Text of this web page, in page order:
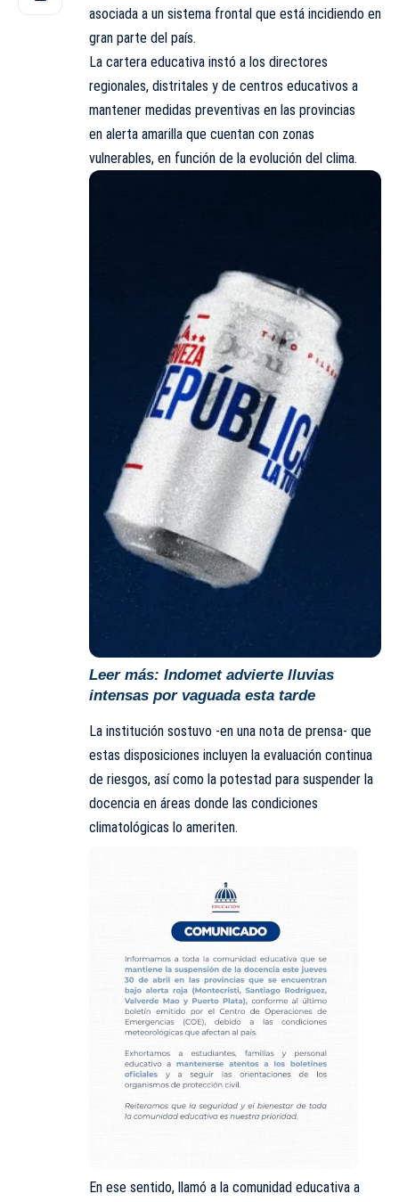
asociada a un sistema frontal que está incidiendo en
gran parte del país.
La cartera educativa instó a los directores
regionales, distritales y de centros educativos a
mantener medidas preventivas en las provincias
en alerta amarilla que cuentan con zonas
vulnerables, en función de la evolución del clima.
Leer más: Indomet advierte lluvias
intensas por vaguada esta tarde
La institución sostuvo -en una nota de prensa- que
estas disposiciones incluyen la evaluación continua
de riesgos, así como la potestad para suspender la
docencia en áreas donde las condiciones
climatológicas lo ameriten.
En ese sentido, llamó a la comunidad educativa a